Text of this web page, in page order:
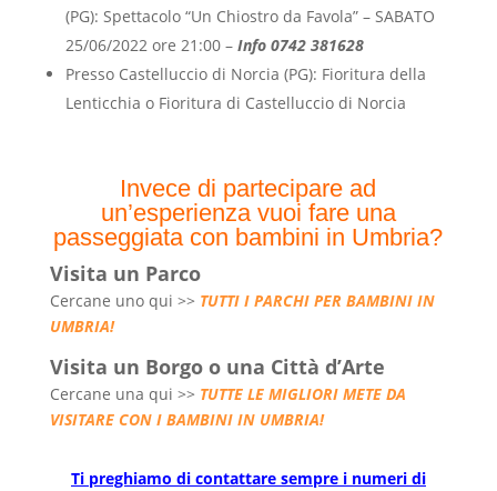
(PG): Spettacolo “Un Chiostro da Favola” – SABATO
25/06/2022 ore 21:00 – Info 0742 381628
Presso Castelluccio di Norcia (PG): Fioritura della
Lenticchia o Fioritura di Castelluccio di Norcia
Invece di partecipare ad
un’esperienza vuoi fare una
passeggiata con bambini in Umbria?
Visita un Parco
Cercane uno qui >> TUTTI I PARCHI PER BAMBINI IN
UMBRIA!
Visita un Borgo o una Città d’Arte
Cercane una qui >> TUTTE LE MIGLIORI METE DA
VISITARE CON I BAMBINI IN UMBRIA!
Ti preghiamo di contattare sempre i numeri di